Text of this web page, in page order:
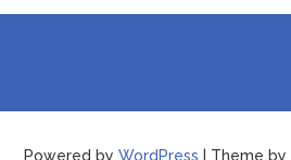
Powered by WordPress | Theme by